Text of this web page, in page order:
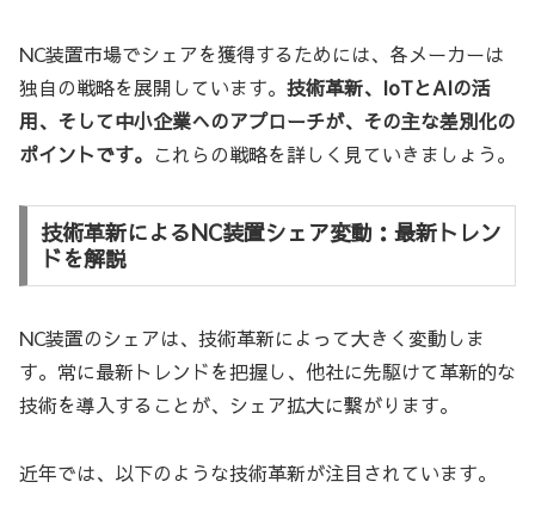
NC装置市場でシェアを獲得するためには、各メーカーは
独自の戦略を展開しています。 技術革新、IoTとAIの活
用、そして中小企業へのアプローチが、その主な差別化の
ポイントです。 これらの戦略を詳しく見ていきましょう。
技術革新によるNC装置シェア変動：最新トレン
ドを解説
NC装置のシェアは、技術革新によって大きく変動しま
す。常に最新トレンドを把握し、他社に先駆けて革新的な
技術を導入することが、シェア拡大に繋がります。
近年では、以下のような技術革新が注目されています。